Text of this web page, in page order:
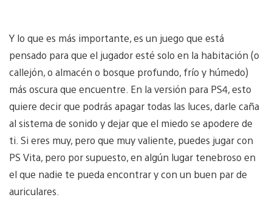
Y lo que es más importante, es un juego que está
pensado para que el jugador esté solo en la habitación (o
callejón, o almacén o bosque profundo, frío y húmedo)
más oscura que encuentre. En la versión para PS4, esto
quiere decir que podrás apagar todas las luces, darle caña
al sistema de sonido y dejar que el miedo se apodere de
ti. Si eres muy, pero que muy valiente, puedes jugar con
PS Vita, pero por supuesto, en algún lugar tenebroso en
el que nadie te pueda encontrar y con un buen par de
auriculares.